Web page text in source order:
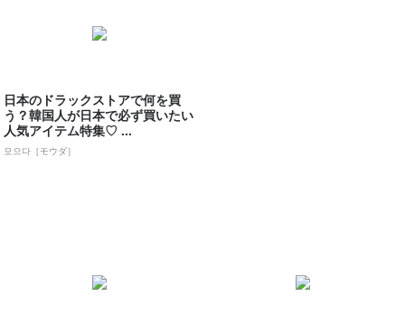
日本のドラックストアで何を買
う？韓国人が日本で必ず買いたい
人気アイテム特集♡ ...
모으다［モウダ］